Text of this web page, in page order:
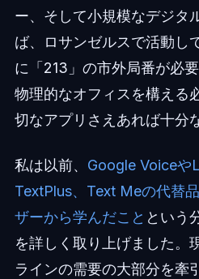
ー、そして小規模なデジタ
ば、ロサンゼルスで活動し
に「213」の市外局番が必
物理的なオフィスを構える
切なアプリさえあれば十分
私は以前、 Google Voiceや
TextPlus、Text Meの代替
ザーから学んだこと という
を詳しく取り上げました。
ラインの需要の大部分を牽